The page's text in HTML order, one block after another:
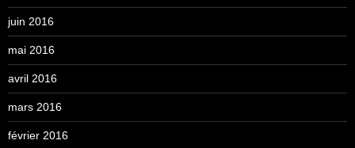
juin 2016
mai 2016
avril 2016
mars 2016
février 2016